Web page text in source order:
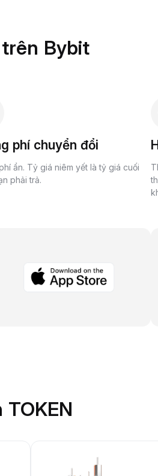
Bybit
phí chuyển đổi
ẩn. Tỷ giá niêm yết là tỷ giá cuối
phải trả.